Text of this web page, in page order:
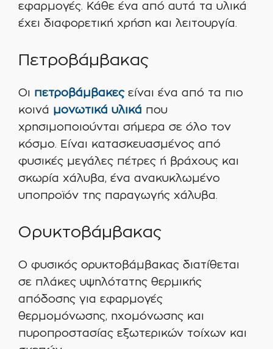
εφαρμογές. Κάθε ένα από αυτά τα υλικά
έχει διαφορετική χρήση και λειτουργία.
Πετροβάμβακας
Οι πετροβάμβακεςείναι ένα από τα πιο
κοινά μονωτικά υλικά που
χρησιμοποιούνται σήμερα σε όλο τον
κόσμο. Είναι κατασκευασμένος από
φυσικές μεγάλες πέτρες ή βράχους και
σκωρία χάλυβα, ένα ανακυκλωμένο
υποπροϊόν της παραγωγής χάλυβα.
Ορυκτοβάμβακας
Ο φυσικός ορυκτοβάμβακας διατίθεται
σε πλάκες υψηλότατης θερμικής
απόδοσης για εφαρμογές
θερμομόνωσης, ηχομόνωσης και
πυροπροστασίας εξωτερικών τοίχων και